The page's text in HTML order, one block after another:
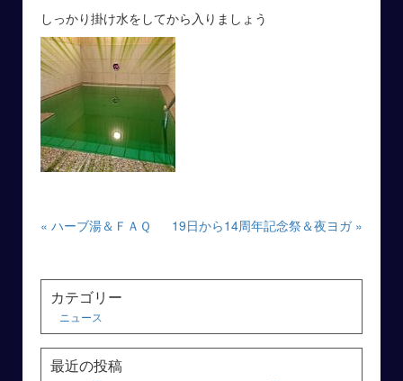
しっかり掛け水をしてから入りましょう
« ハーブ湯＆ＦＡＱ 19日から14周年記念祭＆夜ヨガ »
カテゴリー
ニュース
最近の投稿